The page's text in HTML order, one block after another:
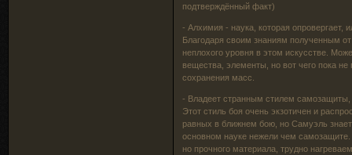
подтверждённый факт)
- Алхимия - наука, которая опровергает,
Благодаря своим знаниям полученным
неплохого уровня в этом искусстве.
вещества, элементы, но вот чего пока не
сохранения масс.
- Владеет странным стилем самозащиты,
Этот стиль боя очень экзотичен и
равных в ближнем бою, но Самуэль
основном науке нежели чем самозащите.
но прочного материала, трудно